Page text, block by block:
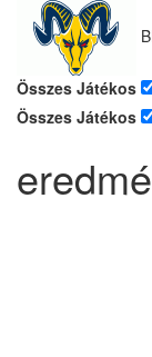
Összes Játékos
Összes Játékos